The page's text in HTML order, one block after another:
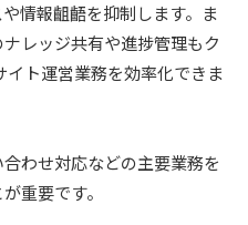
情報齟齬を抑制します。ま
レッジ共有や進捗管理もク
イト運営業務を効率化できま
わせ対応などの主要業務を
重要です。